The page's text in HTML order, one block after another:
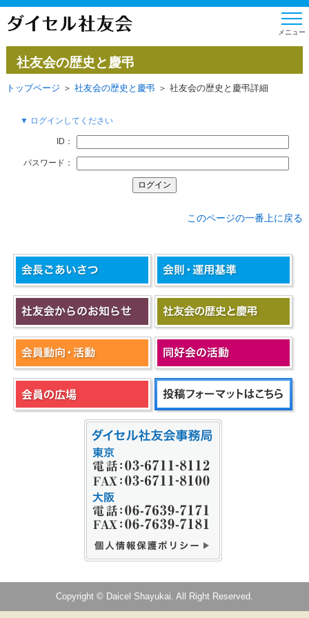
社友会の歴史と慶弔
トップページ ＞ 社友会の歴史と慶弔 ＞ 社友会の歴史と慶弔詳細
▼ ログインしてください
ID：
パスワード：
このページの一番上に戻る
Copyright © Daicel Shayukai. All Right Reserved.